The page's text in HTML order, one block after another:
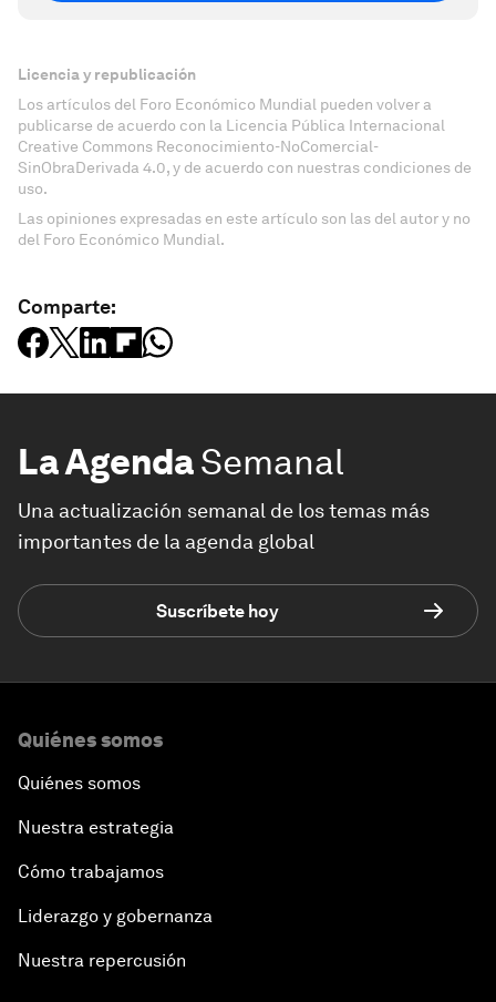
Licencia y republicación
Los artículos del Foro Económico Mundial pueden volver a
publicarse de acuerdo con la Licencia Pública Internacional
Creative Commons Reconocimiento-NoComercial-
SinObraDerivada 4.0, y de acuerdo con nuestras condiciones de
uso.
Las opiniones expresadas en este artículo son las del autor y no
del Foro Económico Mundial.
Comparte:
La AgendaSemanal
Una actualización semanal de los temas más
importantes de la agenda global
Suscríbete hoy
Quiénes somos
Quiénes somos
Nuestra estrategia
Cómo trabajamos
Liderazgo y gobernanza
Nuestra repercusión